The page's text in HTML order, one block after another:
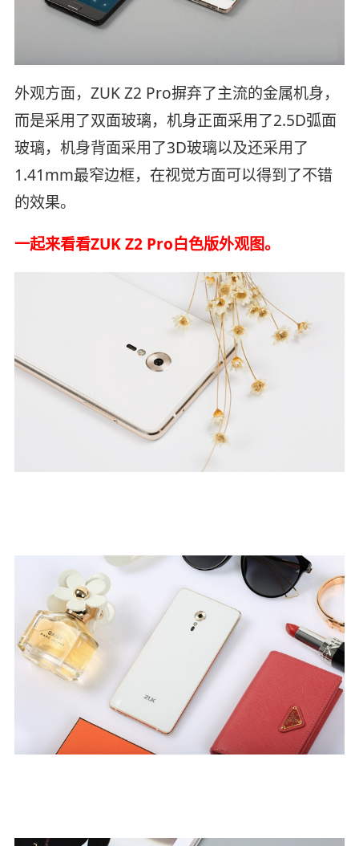
外观方面，ZUK Z2 Pro摒弃了主流的金属机身，
而是采用了双面玻璃，机身正面采用了2.5D弧面
玻璃，机身背面采用了3D玻璃以及还采用了
1.41mm最窄边框，在视觉方面可以得到了不错
的效果。
一起来看看ZUK Z2 Pro白色版外观图。